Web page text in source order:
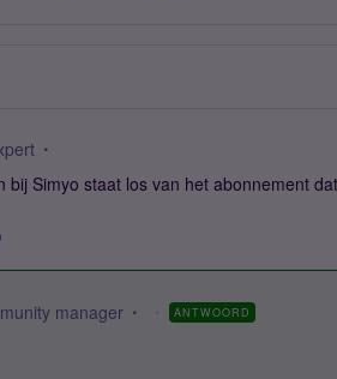
bij Simyo staat los van het abonnement
manager ANTWOORD